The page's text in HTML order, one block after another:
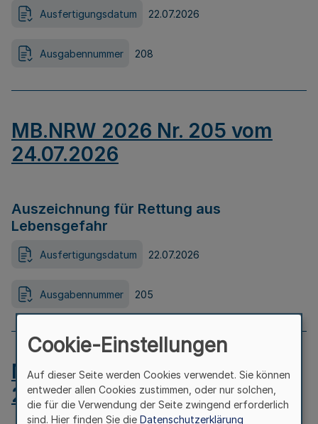
Ausfertigungsdatum 22.07.2026
Ausgabennummer 208
MB.NRW 2026 Nr. 205 vom
24.07.2026
Auszeichnung für Rettung aus
Lebensgefahr
Ausfertigungsdatum 22.07.2026
Ausgabennummer 205
MB.NRW 2026 Nr. 204 vom
24.07.2026
Cookie-Einstellungen
Auf dieser Seite werden Cookies verwendet. Sie können
entweder allen Cookies zustimmen, oder nur solchen,
die für die Verwendung der Seite zwingend erforderlich
sind. Hier finden Sie die Datenschutzerklärung